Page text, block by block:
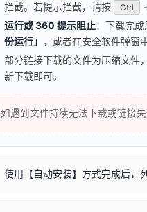
拦截。若提示拦截，请按
Ctrl
运行或 360 提示阻止：下载完
份运行」 ，或者在安全软件弹窗
部分链接下载的文件为压缩文件
新下载即可。
如遇到文件持续无法下载或链接失
使用【自动安装】方式完成后，